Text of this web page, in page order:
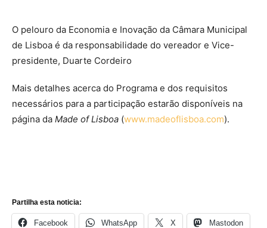
O pelouro da Economia e Inovação da Câmara Municipal
de Lisboa é da responsabilidade do vereador e Vice-
presidente, Duarte Cordeiro
Mais detalhes acerca do Programa e dos requisitos
necessários para a participação estarão disponíveis na
página da Made of Lisboa (www.madeoflisboa.com).
Partilha esta noticia:
Facebook WhatsApp X Mastodon